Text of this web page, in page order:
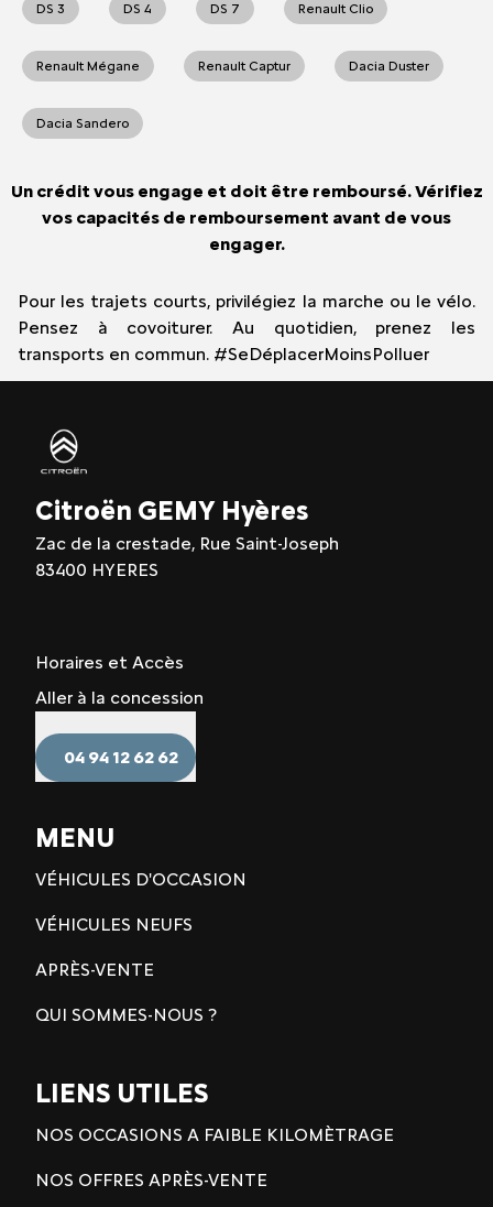
DS 3 DS 4 DS 7 Renault Clio
Renault Mégane Renault Captur Dacia Duster
Dacia Sandero
Un crédit vous engage et doit être remboursé. Vérifiez
vos capacités de remboursement avant de vous
engager.
Pour les trajets courts, privilégiez la marche ou le vélo.
Pensez à covoiturer. Au quotidien, prenez les
transports en commun. #SeDéplacerMoinsPolluer
Citroën GEMY Hyères
Zac de la crestade, Rue Saint-Joseph
83400 HYERES
Horaires et Accès
Aller à la concession
04 94 12 62 62
MENU
VÉHICULES D'OCCASION
VÉHICULES NEUFS
APRÈS-VENTE
QUI SOMMES-NOUS ?
LIENS UTILES
NOS OCCASIONS A FAIBLE KILOMÈTRAGE
NOS OFFRES APRÈS-VENTE